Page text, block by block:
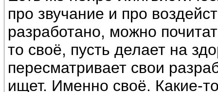
про звучание и про
разработано, можно
то своё, пусть делает на
пересматривает свои
ищет. Именно своё. Какие-